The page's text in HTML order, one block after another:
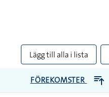
Lägg till alla i lista
FÖREKOMSTER